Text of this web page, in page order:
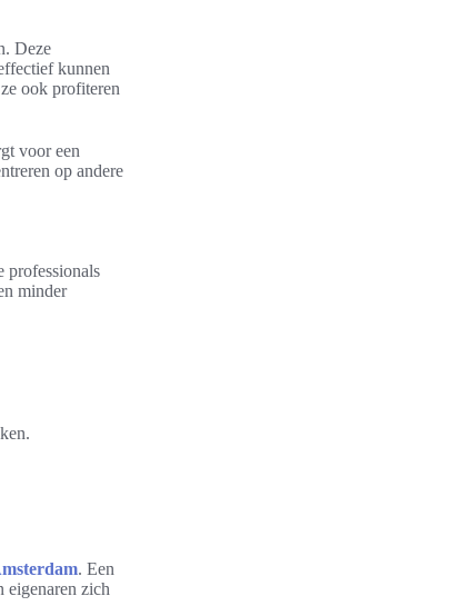
Deze
kunnen
ook profiteren
voor een
op andere
professionals
minder
. Een
eigenaren zich